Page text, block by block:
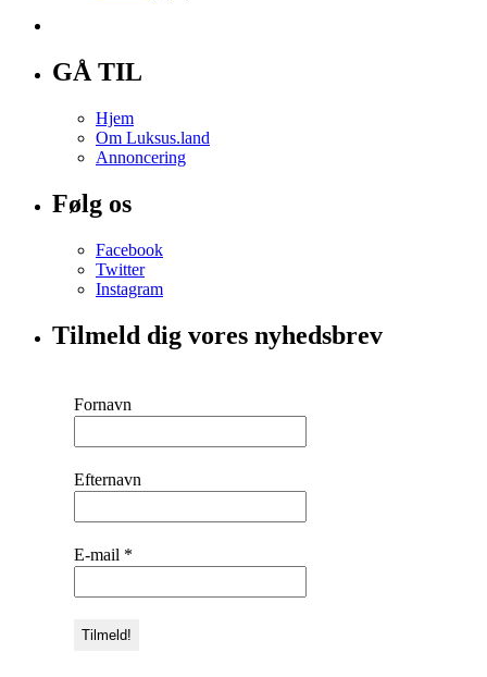
GÅ TIL
Hjem
Om Luksus.land
Annoncering
Følg os
Facebook
Twitter
Instagram
Tilmeld dig vores nyhedsbrev
Fornavn
Efternavn
E-mail *